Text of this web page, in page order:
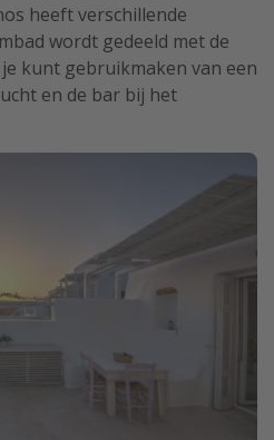
heeft verschillende
wordt gedeeld met de
kunt gebruikmaken van een
en de bar bij het